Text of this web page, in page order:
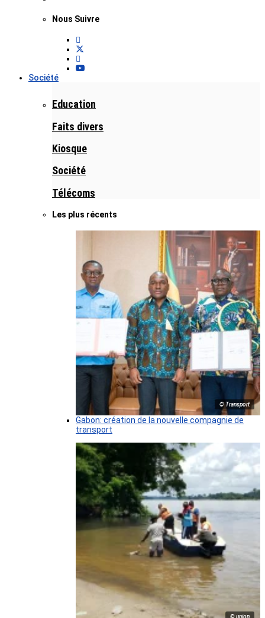
Nous Suivre
Société
Education
Faits divers
Kiosque
Société
Télécoms
Les plus récents
© Transport
Gabon: création de la nouvelle compagnie de
transport
© union